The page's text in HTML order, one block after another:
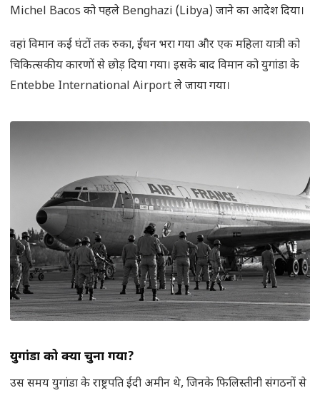
Michel Bacos को पहले Benghazi (Libya) जाने का आदेश दिया।
वहां विमान कई घंटों तक रुका, ईंधन भरा गया और एक महिला यात्री को
चिकित्सकीय कारणों से छोड़ दिया गया। इसके बाद विमान को युगांडा के
Entebbe International Airport ले जाया गया।
युगांडा को क्यों चुना गया?
उस समय युगांडा के राष्ट्रपति ईदी अमीन थे, जिनके फिलिस्तीनी संगठनों से